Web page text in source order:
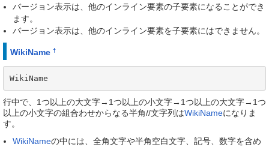
バージョン表示は、他のインライン要素の子要素になることができ
ます。
バージョン表示は、他のインライン要素を子要素にはできません。
WikiName †
WikiName
行中で、1つ以上の大文字→1つ以上の小文字→1つ以上の大文字→1つ
以上の小文字の組合わせからなる半角//文字列はWikiNameになりま
す。
WikiNameの中には、全角文字や半角空白文字、記号、数字を含め